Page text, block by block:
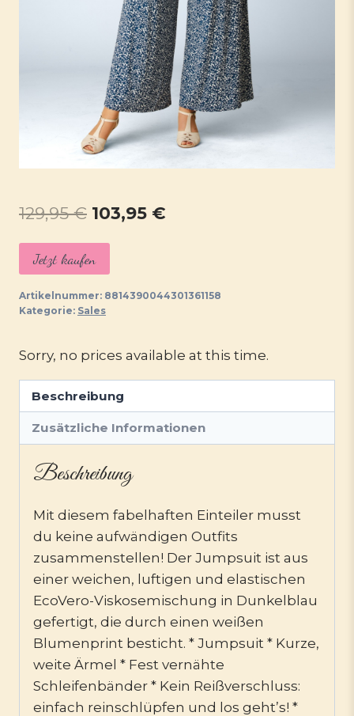
129,95€ Ursprünglicher
Preis
war:
129,95 €
103,95 €
103,95 €.
Jetzt kaufen
Artikelnummer: 8814390044301361158
Kategorie: Sales
Sorry, no prices available at this time.
Beschreibung
Zusätzliche Informationen
Beschreibung
Mit diesem fabelhaften Einteiler musst
du keine aufwändigen Outfits
zusammenstellen! Der Jumpsuit ist aus
einer weichen, luftigen und elastischen
EcoVero-Viskosemischung in Dunkelblau
gefertigt, die durch einen weißen
Blumenprint besticht. * Jumpsuit * Kurze,
weite Ärmel * Fest vernähte
Schleifenbänder * Kein Reißverschluss:
einfach reinschlüpfen und los geht’s! *